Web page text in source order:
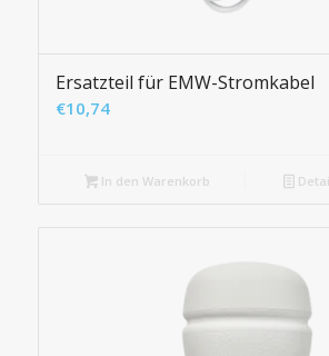
Ersatzteil für EMW-Stromkabel
€10,74
In den Warenkorb